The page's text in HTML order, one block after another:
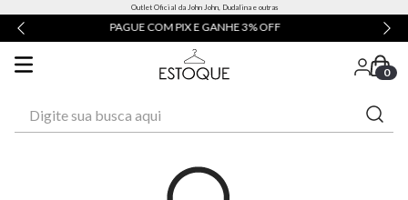
Outlet Oficial da John John, Dudalina e outras
E GANHE 3% OFF ATÉ 3X SEM JUROS
0